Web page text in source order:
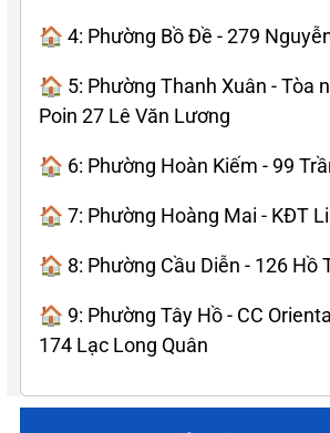
🏠 4: Phường Bồ Đề - 279
🏠 5: Phường Thanh Xuân - Tòa
Poin 27 Lê Văn Lương
🏠 6: Phường Hoàn Kiếm - 99
🏠 7: Phường Hoàng Mai - KĐT
🏠 8: Phường Cầu Diễn - 126 Hồ
🏠 9: Phường Tây Hồ - CC
174 Lạc Long Quân